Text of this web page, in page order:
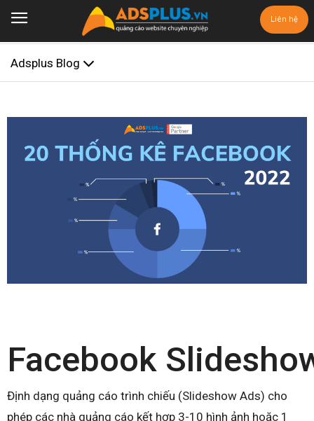
Liên hệ
Adsplus Blog
Facebook
Định dạng quảng cáo trình chiếu (Slideshow Ads) cho
phép các nhà quảng cáo kết hợp 3-10 hình ảnh hoặc 1